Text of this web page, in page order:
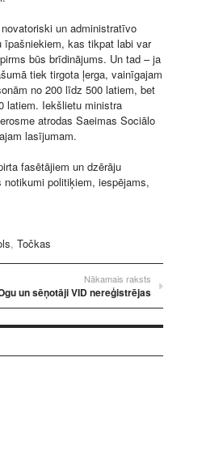
un administratīvo
kas tikpat labi var
būs brīdinājums. Un tad – ja
tiek tirgota ļerga, vainīgajam
no 200 līdz 500 latiem, bet
latiem. Iekšlietu ministra
atrodas Saeimas Sociālo
lasījumam.
fasētājiem un dzērāju
politiķiem, iespējams,
, Točkas
Nākamais raksts
un sēņotāji VID nereģistrējas